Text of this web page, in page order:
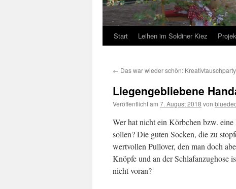
Start Leihen im Soldiner Kiez
← Das war wieder schön:
Liegengebliebene
Veröffentlicht am 7. August 2018 von
Wer hat nicht ein Körbchen bzw.
sollen? Die guten Socken, die zu
wertvollen Pullover, den man doch
Knöpfe und an der Schlafanzughose
nicht voran?